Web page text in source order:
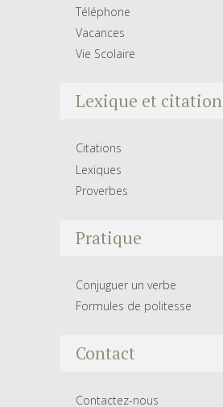
Téléphone
Vacances
Vie Scolaire
Lexique et citation
Citations
Lexiques
Proverbes
Pratique
Conjuguer un verbe
Formules de politesse
Contact
Contactez-nous